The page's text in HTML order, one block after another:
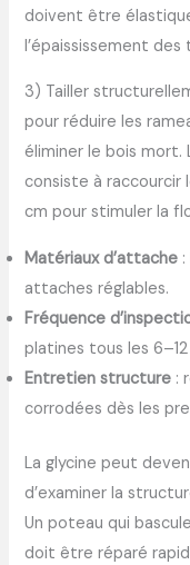
doivent être
l’épaississement des
3) Tailler
pour réduire les
éliminer le bois
consiste à raccourcir
cm pour stimuler la
Matériaux d’attache
attaches réglables.
Fréquence
platines tous les 6–12
Entretien structure :
corrodées dès les
La glycine peut
d’examiner la
Un poteau qui
doit être réparé